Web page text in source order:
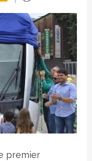
premier